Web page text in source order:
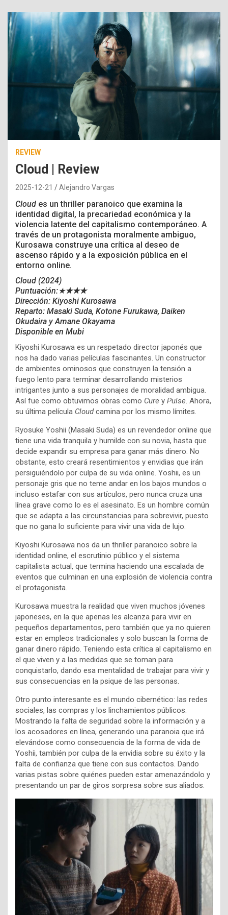
REVIEW
Cloud | Review
2025-12-21 Alejandro Vargas
Cloud es un thriller paranoico que examina la
identidad digital, la precariedad económica y la
violencia latente del capitalismo contemporáneo. A
través de un protagonista moralmente ambiguo,
Kurosawa construye una crítica al deseo de
ascenso rápido y a la exposición pública en el
entorno online.
Cloud (2024)
Puntuación:★★★★
Dirección: Kiyoshi Kurosawa
Reparto: Masaki Suda, Kotone Furukawa, Daiken
Okudaira yAmane Okayama
Disponible en Mubi
Kiyoshi Kurosawa es un respetado director japonés que
nos ha dado varias películas fascinantes. Un constructor
de ambientes ominosos que construyen la tensión a
fuego lento para terminar desarrollando misterios
intrigantes junto a sus personajes de moralidad ambigua.
Así fue como obtuvimos obras como Cure y Pulse. Ahora,
su última película Cloudcamina por los mismo límites.
Ryosuke Yoshii (Masaki Suda) es un revendedor online que
tiene una vida tranquila y humilde con su novia, hasta que
decide expandir su empresa para ganar más dinero. No
obstante, esto creará resentimientos y envidias que irán
persiguiéndolo por culpa de su vida online. Yoshii, es un
personaje gris que no teme andar en los bajos mundos o
incluso estafar con sus artículos, pero nunca cruza una
línea grave como lo es el asesinato. Es un hombre común
que se adapta a las circunstancias para sobrevivir, puesto
que no gana lo suficiente para vivir una vida de lujo.
Kiyoshi Kurosawa nos da un thriller paranoico sobre la
identidad online, el escrutinio público y el sistema
capitalista actual, que termina haciendo una escalada de
eventos que culminan en una explosión de violencia contra
el protagonista.
Kurosawa muestra la realidad que viven muchos jóvenes
japoneses, en la que apenas les alcanza para vivir en
pequeños departamentos, pero también que ya no quieren
estar en empleos tradicionales y solo buscan la forma de
ganar dinero rápido. Teniendo esta crítica al capitalismo en
el que viven y a las medidas que se toman para
conquistarlo, dando esa mentalidad de trabajar para vivir y
sus consecuencias en la psique de las personas.
Otro punto interesante es el mundo cibernético: las redes
sociales, las compras y los linchamientos públicos.
Mostrando la falta de seguridad sobre la información y a
los acosadores en línea, generando una paranoia que irá
elevándose como consecuencia de la forma de vida de
Yoshii, también por culpa de la envidia sobre su éxito y la
falta de confianza que tiene con sus contactos. Dando
varias pistas sobre quiénes pueden estar amenazándolo y
presentando un par de giros sorpresa sobre sus aliados.